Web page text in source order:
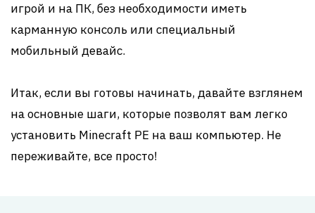
игрой и на ПК, без необходимости иметь
карманную консоль или специальный
мобильный девайс.
Итак, если вы готовы начинать, давайте взглянем
на основные шаги, которые позволят вам легко
установить Minecraft PE на ваш компьютер. Не
переживайте, все просто!